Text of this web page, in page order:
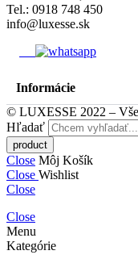
Tel.: 0918 748 450
info@luxesse.sk
Informácie
© LUXESSE 2022 –
Hľadať
Close Môj Košík
Close Wishlist
Close
Close
Menu
Kategórie